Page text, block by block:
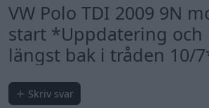
VW Polo TDI 2009 9N
start *Uppdatering och
längst bak i tråden 10/
Skriv svar